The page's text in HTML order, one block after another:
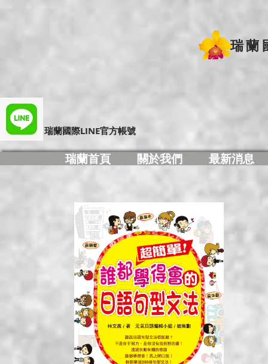
瑞蘭
​瑞蘭國際LINE官方帳號
瑞蘭首頁 關於我們 最新消息